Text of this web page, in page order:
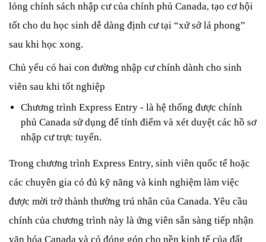
lỏng chính sách nhập cư của chính phủ Canada, tạo cơ hội
tốt cho du học sinh dễ dàng định cư tại “xứ sở lá phong”
sau khi học xong.
Chủ yếu có hai con đường nhập cư chính dành cho sinh
viên sau khi tốt nghiệp
Chương trình Express Entry - là hệ thống được chính
phủ Canada sử dụng để tính điểm và xét duyệt các hồ sơ
nhập cư trực tuyến.
Trong chương trình Express Entry, sinh viên quốc tế hoặc
các chuyên gia có đủ kỹ năng và kinh nghiệm làm việc
được mời trở thành thường trú nhân của Canada. Yêu cầu
chính của chương trình này là ứng viên sẵn sàng tiếp nhận
văn hóa Canada và có đóng góp cho nền kinh tế của đất